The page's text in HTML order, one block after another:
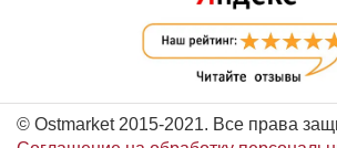
© Ostmarket 2015-2021. Все права